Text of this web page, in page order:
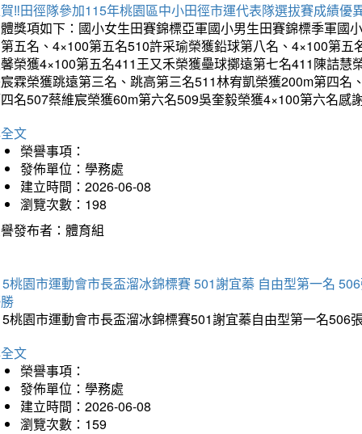
‼️田徑隊參加115年桃園區中小田徑市運代表隊選拔賽成績優
獎項如下：國小女生田賽錦標亞軍國小男生田賽錦標季軍國
五名、4×100第五名510許采瑜榮獲鉛球第八名、4×100第
榮獲4×100第五名411王又禾榮獲壘球擲遠第七名411陳詰
霖榮獲跳遠第三名、跳高第三名511林宥凱榮獲200m第四
名507蔡維宸榮獲60m第六名509吳奎毅榮獲4×100第六名
文
榮譽事項：
發佈單位：學務處
建立時間：2026-06-08
瀏覽次數：198
發布者：體育組
桃園市運動會市長盃溜冰錦標賽 501謝宜蓁 自由型第一名
桃園市運動會市長盃溜冰錦標賽501謝宜蓁自由型第一名
文
榮譽事項：
發佈單位：學務處
建立時間：2026-06-08
瀏覽次數：159